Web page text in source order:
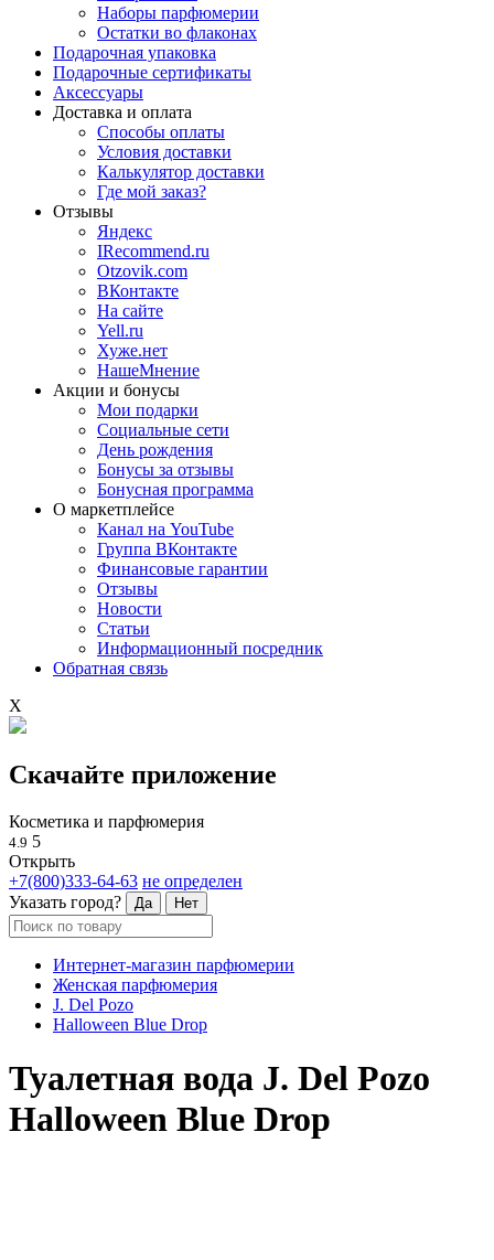
Наборы парфюмерии
Остатки во флаконах
Подарочная упаковка
Подарочные сертификаты
Аксессуары
Доставка и оплата
Способы оплаты
Условия доставки
Калькулятор доставки
Где мой заказ?
Отзывы
Яндекс
IRecommend.ru
Otzovik.com
ВКонтакте
На сайте
Yell.ru
Хуже.нет
НашеМнение
Акции и бонусы
Мои подарки
Социальные сети
День рождения
Бонусы за отзывы
Бонусная программа
О маркетплейсе
Канал на YouTube
Группа ВКонтакте
Финансовые гарантии
Отзывы
Новости
Статьи
Информационный посредник
Обратная связь
X
Скачайте приложение
Косметика и парфюмерия
4.9 5
Открыть
+7(800)333-64-63 не определен
Указать город?
Да Нет
Интернет-магазин парфюмерии
Женская парфюмерия
J. Del Pozo
Halloween Blue Drop
Туалетная вода J. Del Pozo
Halloween Blue Drop